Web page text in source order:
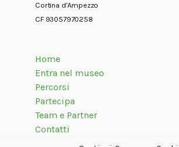
Cortina d’Ampezzo
CF 93057970258
Home
Entra nel museo
Percorsi
Partecipa
Team e Partner
Contatti